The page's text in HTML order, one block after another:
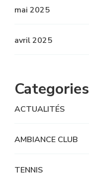
mai 2025
avril 2025
Categories
ACTUALITÉS
AMBIANCE CLUB
TENNIS